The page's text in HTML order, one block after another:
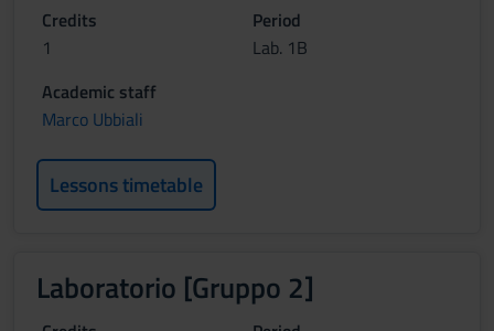
Credits
1
Period
Lab. 1B
Academic staff
Marco Ubbiali
Lessons timetable
Laboratorio [Gruppo 2]